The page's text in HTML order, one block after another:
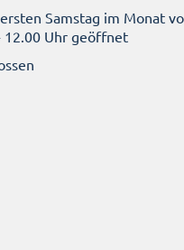
ersten Samstag im Monat
12.00 Uhr geöffnet